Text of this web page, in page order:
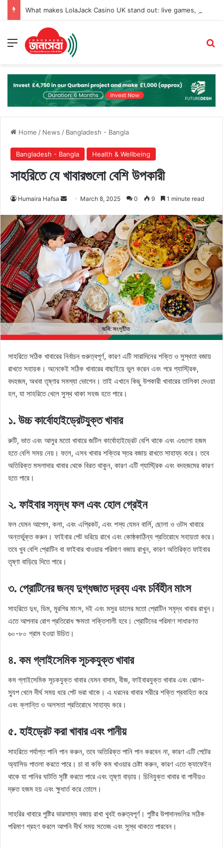
Menu
Home / News / Bangladesh - Bangla
Bangladesh - Bangla Health & Wellbeing
সাহরিতে যে খাবারগুলো বেশি উপকারী
Humaira Hafsa
Send
email
March 8, 2025 0 9 1 minute read
সাহরিতে সঠিক খাবারের নির্বাচন গুরুত্বপূর্ণ, কারণ এটি সারাদিনের শক্তি ও সুস্থতা বজায়
রাখতে সহায়ক। অনেকেই সঠিক খাবারের বাছাইয়ে ভুল করেন এবং পরে গ্যাস্ট্রিক,
বদহজম, অথবা তৃষ্ণার সমস্যা ভোগেন। তাই এখানে কিছু উপকারী খাবারের তালিকা দেওয়া
হল, যা সাহরিতে খেলে সুস্থ থাকা সহজ হতে পারে।
১.উচ্চ কার্বোহাইড্রেটযুক্ত খাবার
রুটি, ভাত এবং আলুর মতো খাবারে জটিল কার্বোহাইড্রেট বেশি থাকে এবং এগুলো হজম
হতে বেশি সময় নেয়। ফলে, এসব খাবার শক্তির স্তর বজায় রাখতে সাহায্য করে। তবে
অতিরিক্ত মসলাদার খাবার থেকে বিরত থাকুন, কারণ এটি গ্যাস্ট্রিক এবং বদহজমের কারণ
হতে পারে।
২.ফাইবার সমৃদ্ধ ফল এবং হোল গ্রেইন
ফল যেমন আপেল, কলা, এবং এপ্রিকট, এবং শস্য যেমন বার্লি, ছোলা ও ওটস খাবারে
অন্তর্ভুক্ত করুন। ফাইবার পেট ভরিয়ে রাখে এবং কোষ্ঠকাঠিন্য প্রতিরোধে সহায়তা করে।
তবে খুব বেশি প্রোটিন বা ফাইবার খাওয়ার পরিমাণ বজায় রাখুন, কারণ অতিরিক্ত ফাইবার
তৃষ্ণা বাড়িয়ে দিতে পারে।
৩. প্রোটিনের জন্য দুগ্ধজাত দ্রব্য এবং চর্বিহীন মাংস
সাহরিতে দুধ, ডিম, মুরগির মাংস, দই এবং মসুর ডালের মতো প্রোটিন সমৃদ্ধ খাবার রাখুন।
এতে আপনার রোগ প্রতিরোধ ক্ষমতা শক্তিশালী হবে। প্রোটিনের পরিমাণ সাধারণত
৬০-৮০ গ্রাম হওয়া উচিত।
৪.কম গ্লাইসেমিক সূচকযুক্ত খাবার
কম গ্লাইসেমিক সূচকযুক্ত খাবার যেমন বাদাম, বীজ, ফাইবারযুক্ত খাবার এবং ঝোল-
স্যুপ খেলে দীর্ঘ সময় ধরে পেট ভরা থাকে। এ ধরনের খাবার শরীরে শক্তি প্রবাহিত করে
এবং ক্লান্তি ও অলসতা প্রতিরোধে সাহায্য করে।
৫.হাইড্রেট করা খাবার এবং পানীয়
সাহরিতে পর্যাপ্ত পানি পান করুন, তবে অতিরিক্ত পানি পান করবেন না, কারণ এটি পেটের
অ্যাসিড পাতলা করতে পারে। চা বা কফি কম খাওয়ার চেষ্টা করুন, কারণ এতে ক্যাফেইন
থাকে যা পানির ঘাটতি সৃষ্টি করতে পারে এবং তৃষ্ণা বাড়ায়। চিনিযুক্ত খাবার বা পানীয়ও
দ্রুত হজম হয় এবং ক্ষুধার্ত করে তোলে।
সাহরির খাবারে পুষ্টির ভারসাম্য বজায় রাখা খুবই গুরুত্বপূর্ণ। পুষ্টির উপাদানগুলির সঠিক
পরিমাণ গ্রহণ করলে আপনি দীর্ঘ সময় সতেজ এবং সুস্থ থাকতে পারবেন।